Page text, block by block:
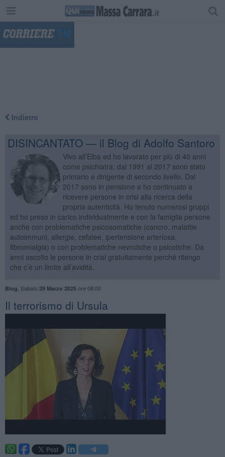
Indietro
DISINCANTATO — il Blog di Adolfo Santoro
Vivo all’Elba ed ho lavorato per più di 40 anni
come psichiatra; dal 1991 al 2017 sono stato
primario e dirigente di secondo livello. Dal
2017 sono in pensione e ho continuato a
ricevere persone in crisi alla ricerca della
propria autenticità. Ho tenuto numerosi gruppi
ed ho preso in carico individualmente e con la famiglia persone
anche con problematiche psicosomatiche (cancro, malattie
autoimmuni, allergie, cefalee, ipertensione arteriosa,
fibromialgia) o con problematiche nevrotiche o psicotiche. Da
anni ascolto le persone in crisi gratuitamente perché ritengo
che c’è un limite all’avidità.
Blog Sabato 29 Marzo 2025ore 08:00
Il terrorismo di Ursula